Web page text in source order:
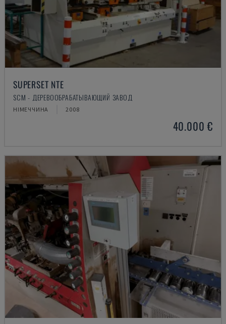
SUPERSET NTE
SCM - ДЕРЕВООБРАБАТЫВАЮЩИЙ ЗАВОД
НІМЕЧЧИНА 2008
40.000 €